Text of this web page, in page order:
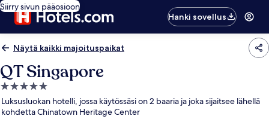
Siirry sivun pääosioon
Hanki sovellus
Näytä kaikki majoituspaikat
QT Singapore
5.0
tähden
majoituspaikka
Luksusluokan hotelli, jossa käytössäsi on 2 baaria ja joka sijaitsee lähellä
kohdetta Chinatown Heritage Center